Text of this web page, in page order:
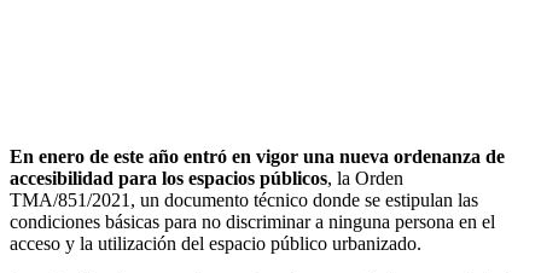
En enero de este año entró en vigor una nueva ordenanza de
accesibilidad para los espacios públicos, la Orden
TMA/851/2021, un documento técnico donde se estipulan las
condiciones básicas para no discriminar a ninguna persona en el
acceso y la utilización del espacio público urbanizado.